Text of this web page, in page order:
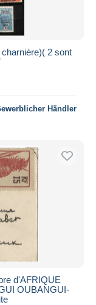
2 sont
Händler
d'AFRIQUE
OUBANGUI-